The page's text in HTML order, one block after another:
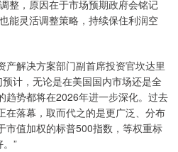
整，原因在于市场预期政府会铭记
能灵活调整策略，持续保住利润空
产解决方案部门副首席投资官坎达里
预计，无论是在美国国内市场还是全
趋势都将在2026年进一步深化。过去
在落幕，取而代之的是更广泛、分布
市值加权的标普500指数，等权重标
”